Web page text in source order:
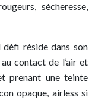
sécheresse,
réside dans son
au contact de l’air et
prenant une teinte
opaque, airless si